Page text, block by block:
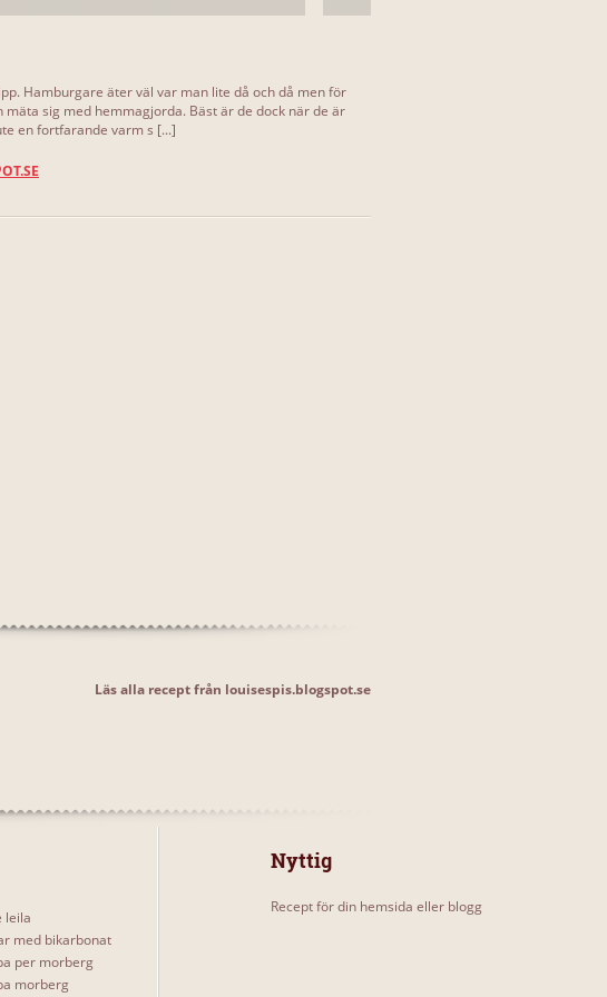
Hamburgare äter väl var man lite då och då men för
sig med hemmagjorda. Bäst är de dock när de är
en fortfarande varm s [...]
Läs alla recept från louisespis.blogspot.se
leila
med bikarbonat
per morberg
morberg
Nyttig
Recept för din hemsida eller blogg